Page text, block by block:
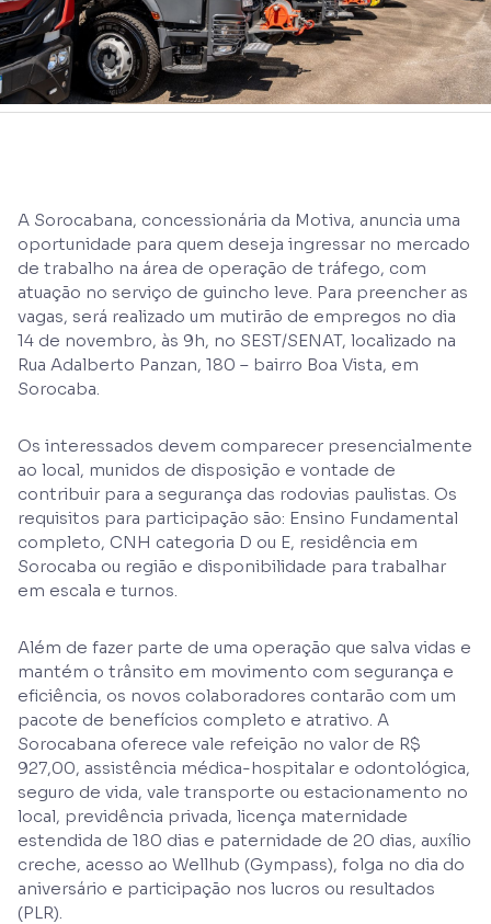
A Sorocabana, concessionária da Motiva, anuncia uma
oportunidade para quem deseja ingressar no mercado
de trabalho na área de operação de tráfego, com
atuação no serviço de guincho leve. Para preencher as
vagas, será realizado um mutirão de empregos no dia
14 de novembro, às 9h, no SEST/SENAT, localizado na
Rua Adalberto Panzan, 180 – bairro Boa Vista, em
Sorocaba.
Os interessados devem comparecer presencialmente
ao local, munidos de disposição e vontade de
contribuir para a segurança das rodovias paulistas. Os
requisitos para participação são: Ensino Fundamental
completo, CNH categoria D ou E, residência em
Sorocaba ou região e disponibilidade para trabalhar
em escala e turnos.
Além de fazer parte de uma operação que salva vidas e
mantém o trânsito em movimento com segurança e
eficiência, os novos colaboradores contarão com um
pacote de benefícios completo e atrativo. A
Sorocabana oferece vale refeição no valor de R$
927,00, assistência médica-hospitalar e odontológica,
seguro de vida, vale transporte ou estacionamento no
local, previdência privada, licença maternidade
estendida de 180 dias e paternidade de 20 dias, auxílio
creche, acesso ao Wellhub (Gympass), folga no dia do
aniversário e participação nos lucros ou resultados
(PLR).